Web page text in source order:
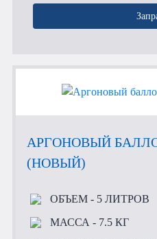
АРГОНОВЫЙ
(НОВЫЙ)
ОБЪЕМ- 5 ЛИТРОВ
МАССА- 7.5 КГ